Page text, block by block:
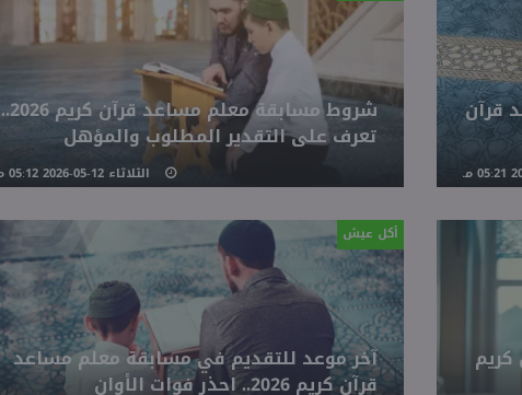
قرآن شروط مسابقة معلم مساعد قرآن كريم 2026..
تعرف على التقدير المطلوب والمؤهل
الثلاثاء 12-05-2026 05:12 مـ
أكل عيش
آخر موعد للتقديم في مسابقة معلم مساعد
قرآن كريم 2026.. احذر فوات الأوان